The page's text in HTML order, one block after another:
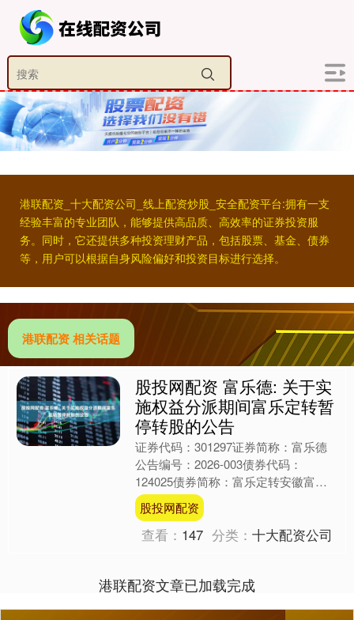
港联配资_十大配资公司_线上配资炒股_安全配资平台:拥有一支
经验丰富的专业团队，能够提供高品质、高效率的证券投资服
务。同时，它还提供多种投资理财产品，包括股票、基金、债券
等，用户可以根据自身风险偏好和投资目标进行选择。
港联配资 相关话题
股投网配资 富乐德: 关于实
施权益分派期间富乐定转暂
停转股的公告
证券代码：301297证券简称：富乐德
公告编号：2026-003债券代码：
124025债券简称：富乐定转安徽富乐
德科技发展股份有限公司本公司及董事
会全体成员保证....
股投网配资
查看： 147 分类：十大配资公司
港联配资文章已加载完成